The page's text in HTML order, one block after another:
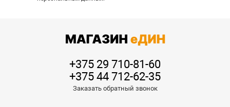
+375 29 710-81-60
+375 44 712-62-35
Заказать обратный звонок